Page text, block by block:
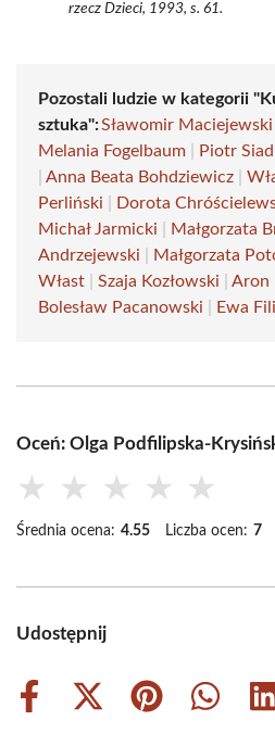
rzecz Dzieci, 1993, s. 61.
Pozostali ludzie w kategorii
sztuka":Sławomir Maciejewski
Melania Fogelbaum
Piotr
Anna Beata Bohdziewicz
Perliński
Dorota
Michał Jarmicki
Małgorzata
Andrzejewski
Małgorzata
Włast
Szaja Kozłowski Aron
Bolesław Pacanowski
Ewa
Oceń: Olga Podfilipska-
★ ★ ★ ★ ★
Średnia ocena: 4.55 Liczba ocen: 7
Udostępnij
Share
Share
Share
Share